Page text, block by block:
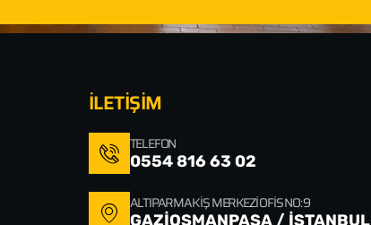
İLETİŞİM
TELEFON
0554 816 63 02
ALTIPARMAK İŞ MERKEZI OFIS NO: 9
GAZİOSMANPAŞA / İSTANBUL